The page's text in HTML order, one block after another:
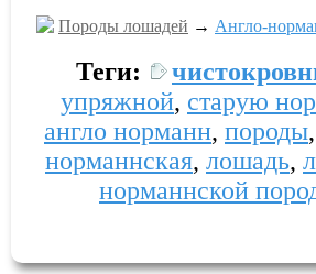
Породы лошадей → Англо-
Теги:
упряжной, старую
англо норманн, породы,
норманнская, лошадь,
норманнской